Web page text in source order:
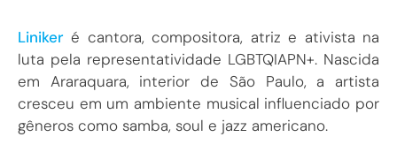
Liniker é cantora, compositora, atriz e ativista na
luta pela representatividade LGBTQIAPN+. Nascida
em Araraquara, interior de São Paulo, a artista
cresceu em um ambiente musical influenciado por
gêneros como samba, soul e jazz americano.